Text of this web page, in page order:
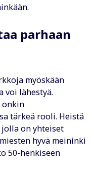
parhaan
myöskään
voi lähestyä.
onkin
tärkeä rooli. Heistä
on yhteiset
hyvä meininki
50-henkiseen